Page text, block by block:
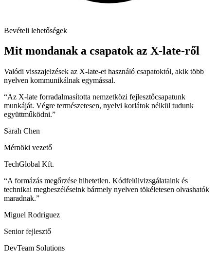
Bevételi lehetőségek
Mit mondanak a csapatok az X-late-ről
Valódi visszajelzések az X-late-et használó csapatoktól, akik több
nyelven kommunikálnak egymással.
“Az X-late forradalmasította nemzetközi fejlesztőcsapatunk
munkáját. Végre természetesen, nyelvi korlátok nélkül tudunk
együttműködni.”
Sarah Chen
Mérnöki vezető
TechGlobal Kft.
“A formázás megőrzése hihetetlen. Kódfelülvizsgálataink és
technikai megbeszéléseink bármely nyelven tökéletesen olvashatók
maradnak.”
Miguel Rodriguez
Senior fejlesztő
DevTeam Solutions